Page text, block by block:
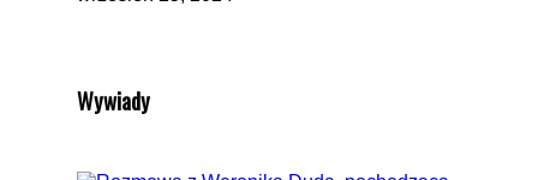
Wywiady